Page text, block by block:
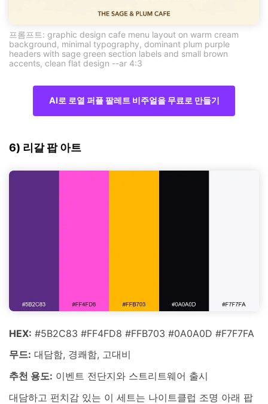
프롬프트: graphic design cafe menu layout on warm cream
background, minimal typography, dominant plum purple
headers with sage green section labels and small brown
accents, clean flat design --ar 4:3
AI로 로열 퍼플 팔레트 비주얼을 무료로 만들기
6) 리갈 팝 아트
HEX: #5B2C83 #FF4FD8 #FFB703 #0A0A0D #F7F7FA
무드: 대담함, 경쾌함, 고대비
추천 용도: 이벤트 전단지와 스트리트웨어 출시
대담하고 펀치감 있는 이 세트는 나이트클럽 조명 아래 팝